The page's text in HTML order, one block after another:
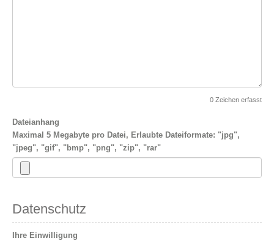
0 Zeichen erfasst
Dateianhang
Maximal 5 Megabyte pro Datei, Erlaubte Dateiformate: "jpg",
"jpeg", "gif", "bmp", "png", "zip", "rar"
Datenschutz
Ihre Einwilligung